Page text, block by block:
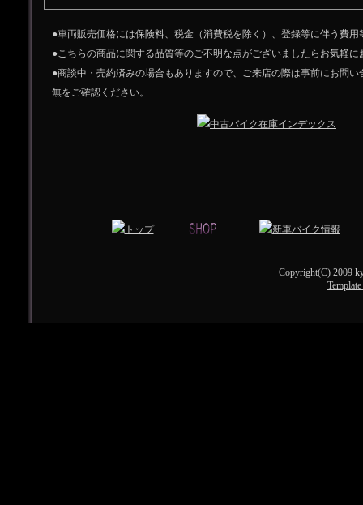
●車両販売価格には保険料、税金（消費税を除く）、登録等に伴う費
●こちらの商品に関する品質等のご不明な点がございましたらお気軽
●商談中・売約済みの場合もありますので、ご来店の際は事前にお問
無をご確認ください。
Copyright(C) 2009